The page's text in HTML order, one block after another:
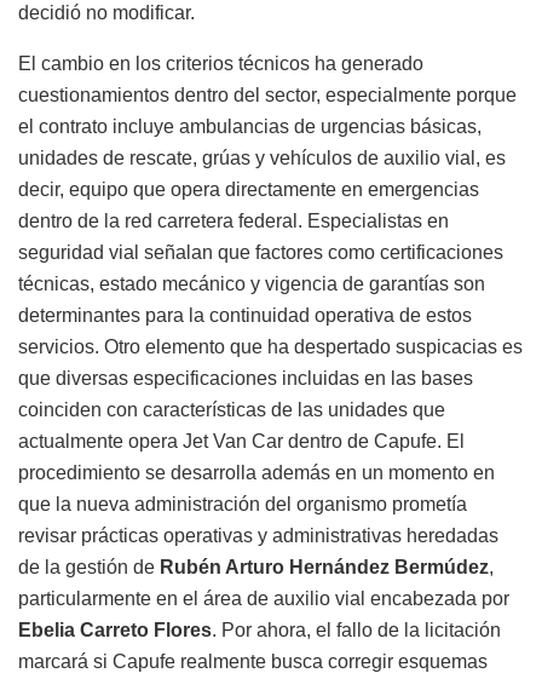
decidió no modificar.
El cambio en los criterios técnicos ha generado
cuestionamientos dentro del sector, especialmente porque
el contrato incluye ambulancias de urgencias básicas,
unidades de rescate, grúas y vehículos de auxilio vial, es
decir, equipo que opera directamente en emergencias
dentro de la red carretera federal. Especialistas en
seguridad vial señalan que factores como certificaciones
técnicas, estado mecánico y vigencia de garantías son
determinantes para la continuidad operativa de estos
servicios. Otro elemento que ha despertado suspicacias es
que diversas especificaciones incluidas en las bases
coinciden con características de las unidades que
actualmente opera Jet Van Car dentro de Capufe. El
procedimiento se desarrolla además en un momento en
que la nueva administración del organismo prometía
revisar prácticas operativas y administrativas heredadas
de la gestión de Rubén Arturo Hernández Bermúdez,
particularmente en el área de auxilio vial encabezada por
Ebelia Carreto Flores. Por ahora, el fallo de la licitación
marcará si Capufe realmente busca corregir esquemas